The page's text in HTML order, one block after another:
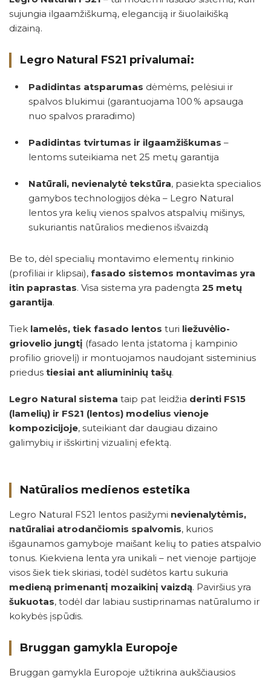
sujungia ilgaamžiškumą, eleganciją ir šiuolaikišką
dizainą.
Legro Natural FS21 privalumai:
Padidintas atsparumas dėmėms, pelėsiui ir
spalvos blukimui (garantuojama 100 % apsauga
nuo spalvos praradimo)
Padidintas tvirtumas ir ilgaamžiškumas –
lentoms suteikiama net 25 metų garantija
Natūrali, nevienalytė tekstūra, pasiekta specialios
gamybos technologijos dėka – Legro Natural
lentos yra kelių vienos spalvos atspalvių mišinys,
sukuriantis natūralios medienos išvaizdą
Be to, dėl specialių montavimo elementų rinkinio
(profiliai ir klipsai), fasado sistemos montavimas yra
itin paprastas. Visa sistema yra padengta 25 metų
garantija.
Tiek lamelės, tiek fasado lentos turi liežuvėlio-
griovelio jungtį (fasado lenta įstatoma į kampinio
profilio griovelį) ir montuojamos naudojant sisteminius
priedus tiesiai ant aliumininių tašų.
Legro Natural sistema taip pat leidžia derinti FS15
(lamelių) ir FS21 (lentos) modelius vienoje
kompozicijoje, suteikiant dar daugiau dizaino
galimybių ir išskirtinį vizualinį efektą.
Natūralios medienos estetika
Legro Natural FS21 lentos pasižymi nevienalytėmis,
natūraliai atrodančiomis spalvomis, kurios
išgaunamos gamyboje maišant kelių to paties atspalvio
tonus. Kiekviena lenta yra unikali – net vienoje partijoje
visos šiek tiek skiriasi, todėl sudėtos kartu sukuria
medieną primenantį mozaikinį vaizdą. Paviršius yra
šukuotas, todėl dar labiau sustiprinamas natūralumo ir
kokybės įspūdis.
Bruggan gamykla Europoje
Bruggan gamykla Europoje užtikrina aukščiausios